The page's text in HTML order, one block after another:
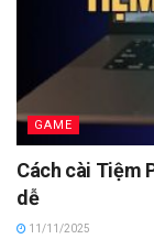
GAME
Cách cài Tiệm
dễ
11/11/2025